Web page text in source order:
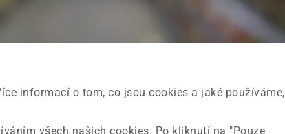
informací o tom, co jsou cookies a jaké používáme,
všech našich cookies. Po kliknutí na "Pouze